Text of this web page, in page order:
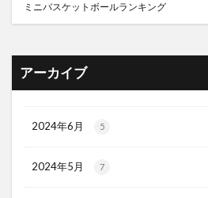
ミニバスケットボールランキング
アーカイブ
2024年6月 5
2024年5月 7